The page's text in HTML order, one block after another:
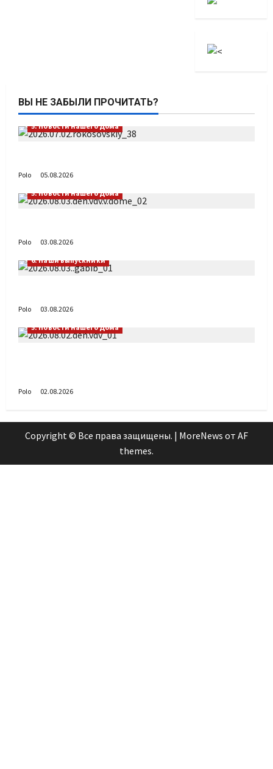
ВЫ НЕ ЗАБЫЛИ ПРОЧИТАТЬ?
5. Новости нашего Дома
Polo
05.08.2026
5. Новости нашего Дома
Polo
03.08.2026
6. Наши выпускники
Polo
03.08.2026
5. Новости нашего Дома
Polo 02.08.2026
Copyright © Все права защищены. | MoreNews от AF
themes.